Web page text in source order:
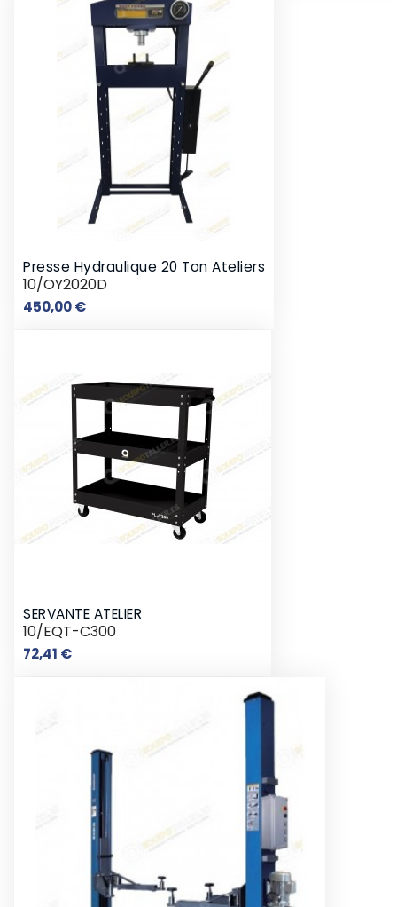
Presse Hydraulique 20 Ton Ateliers
10/OY2020D
450,00 €Prix
SERVANTE ATELIER
10/EQT-C300
72,41 €Prix